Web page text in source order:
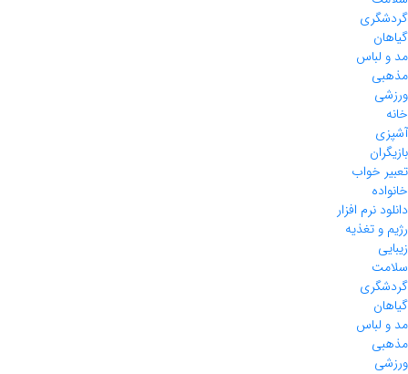
گردشگری
گیاهان
مد و لباس
مذهبی
ورزشی
خانه
آشپزی
بازیگران
تعبیر خواب
خانواده
دانلود نرم افزار
رژیم و تغذیه
زیبایی
سلامت
گردشگری
گیاهان
مد و لباس
مذهبی
ورزشی